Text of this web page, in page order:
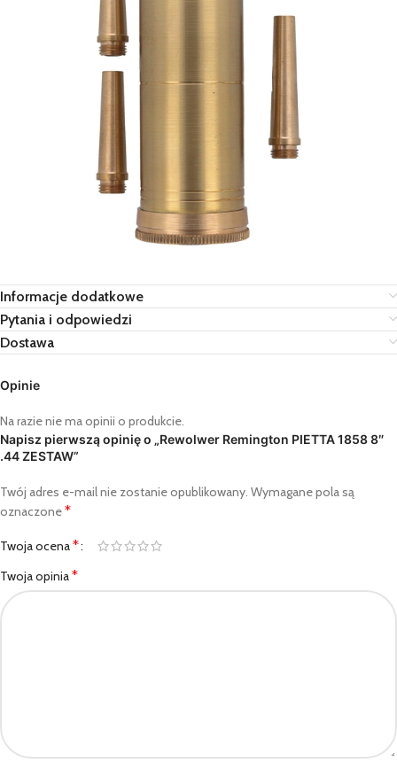
Informacje dodatkowe
Pytania i odpowiedzi
Dostawa
Opinie
Na razie nie ma opinii o produkcie.
Napisz pierwszą opinię o „Rewolwer Remington PIETTA 1858 8″
.44 ZESTAW”
Twój adres e-mail nie zostanie opublikowany. Wymagane pola są
oznaczone*
Twoja ocena*
Twoja opinia*